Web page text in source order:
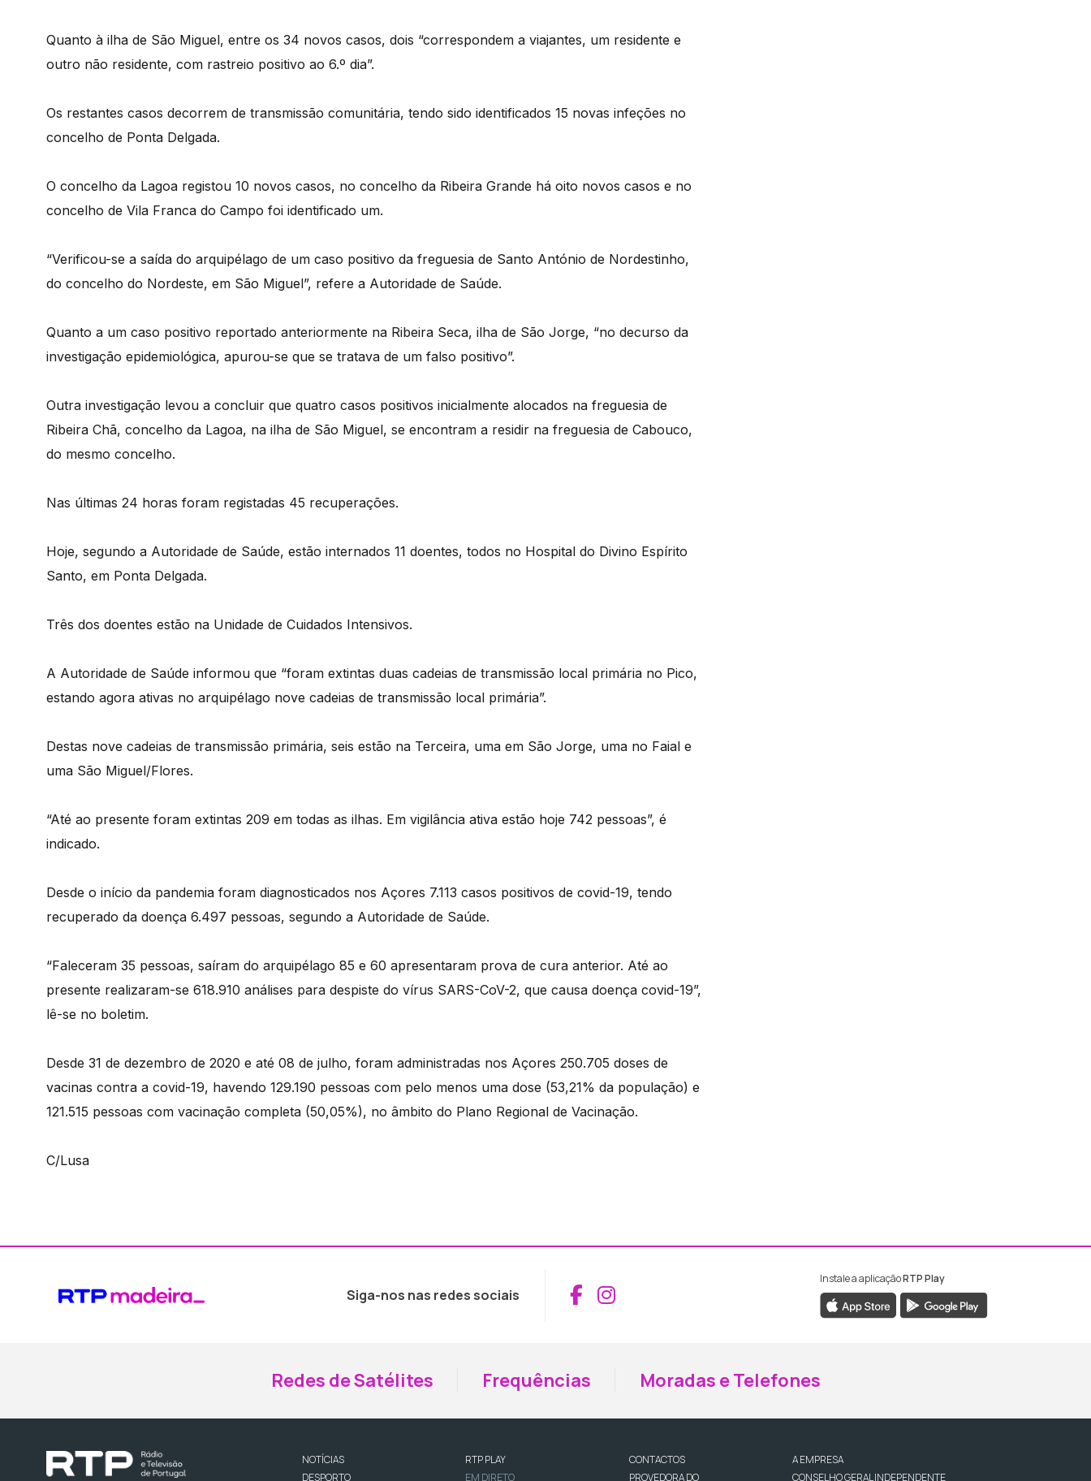
Quanto à ilha de São Miguel, entre os 34 novos casos, dois “correspondem a viajantes, um residente e
outro não residente, com rastreio positivo ao 6.º dia”.
Os restantes casos decorrem de transmissão comunitária, tendo sido identificados 15 novas infeções no
concelho de Ponta Delgada.
O concelho da Lagoa registou 10 novos casos, no concelho da Ribeira Grande há oito novos casos e no
concelho de Vila Franca do Campo foi identificado um.
“Verificou-se a saída do arquipélago de um caso positivo da freguesia de Santo António de Nordestinho,
do concelho do Nordeste, em São Miguel”, refere a Autoridade de Saúde.
Quanto a um caso positivo reportado anteriormente na Ribeira Seca, ilha de São Jorge, “no decurso da
investigação epidemiológica, apurou-se que se tratava de um falso positivo”.
Outra investigação levou a concluir que quatro casos positivos inicialmente alocados na freguesia de
Ribeira Chã, concelho da Lagoa, na ilha de São Miguel, se encontram a residir na freguesia de Cabouco,
do mesmo concelho.
Nas últimas 24 horas foram registadas 45 recuperações.
Hoje, segundo a Autoridade de Saúde, estão internados 11 doentes, todos no Hospital do Divino Espírito
Santo, em Ponta Delgada.
Três dos doentes estão na Unidade de Cuidados Intensivos.
A Autoridade de Saúde informou que “foram extintas duas cadeias de transmissão local primária no Pico,
estando agora ativas no arquipélago nove cadeias de transmissão local primária”.
Destas nove cadeias de transmissão primária, seis estão na Terceira, uma em São Jorge, uma no Faial e
uma São Miguel/Flores.
“Até ao presente foram extintas 209 em todas as ilhas. Em vigilância ativa estão hoje 742 pessoas”, é
indicado.
Desde o início da pandemia foram diagnosticados nos Açores 7.113 casos positivos de covid-19, tendo
recuperado da doença 6.497 pessoas, segundo a Autoridade de Saúde.
“Faleceram 35 pessoas, saíram do arquipélago 85 e 60 apresentaram prova de cura anterior. Até ao
presente realizaram-se 618.910 análises para despiste do vírus SARS-CoV-2, que causa doença covid-19”,
lê-se no boletim.
Desde 31 de dezembro de 2020 e até 08 de julho, foram administradas nos Açores 250.705 doses de
vacinas contra a covid-19, havendo 129.190 pessoas com pelo menos uma dose (53,21% da população) e
121.515 pessoas com vacinação completa (50,05%), no âmbito do Plano Regional de Vacinação.
C/Lusa
Siga-nos nas redes sociais Aceder ao Facebook da RTP Madeira
Aceder ao Instagram da RTP Madeira
Instale a aplicaçãoRTP Play
Redes de Satélites Frequências Moradas e Telefones
NOTÍCIAS
DESPORTO
RTP PLAY
EM DIRETO
CONTACTOS
PROVEDORA DO
A EMPRESA
CONSELHO GERAL INDEPENDENTE